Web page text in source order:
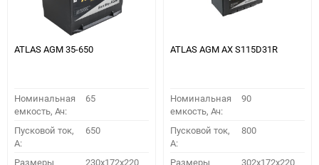
ATLAS AGM 35-650
Номинальная
емкость, Ач:
65
Пусковой ток,
A:
650
Размеры
230x172x220
ATLAS AGM AX S115D31R
Номинальная
емкость, Ач:
90
Пусковой ток,
A:
800
Размеры
302x172x220